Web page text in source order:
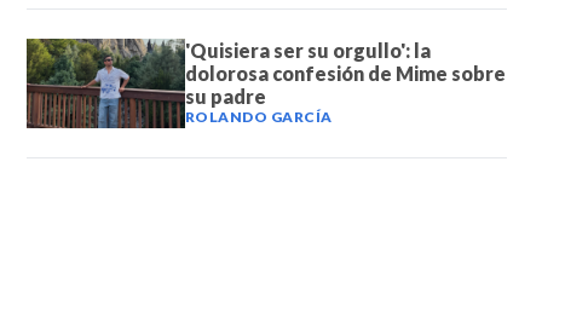
'Quisiera ser su orgullo': la
dolorosa confesión de Mime sobre
su padre
ROLANDO GARCÍA